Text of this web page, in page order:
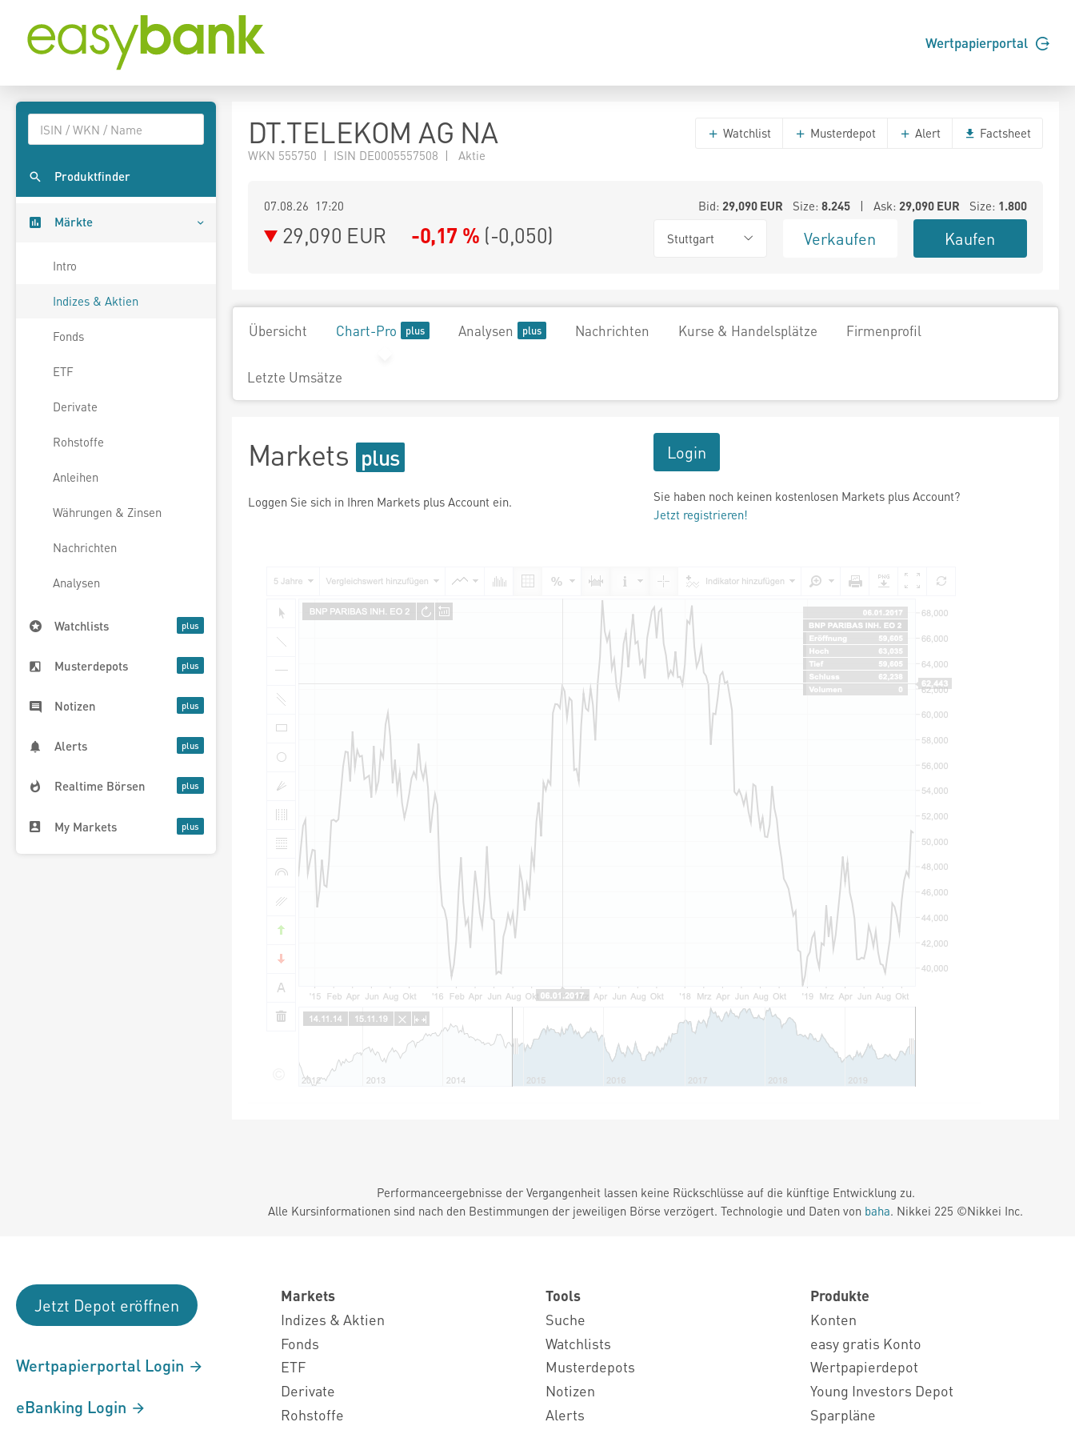
Wertpapierportal
Produktfinder
Märkte
Intro
Indizes & Aktien
Fonds
ETF
Derivate
Rohstoffe
Anleihen
Währungen & Zinsen
Nachrichten
Analysen
Watchlists
Musterdepots
Notizen
Alerts
Realtime Börsen
My Markets
DT.TELEKOM AG NA
WKN 555750 | ISIN DE0005557508 | Aktie
Watchlist Musterdepot Alert Factsheet
07.08.26 17:20 Bid: 29,090EUR Size: 8.245| Ask: 29,090EUR Size: 1.800
29,090 EUR -0,17 % (-0,050) Stuttgart Verkaufen Kaufen
Übersicht Chart-Pro Analysen Nachrichten Kurse & Handelsplätze Firmenprofil
Letzte Umsätze
Markets
Loggen Sie sich in Ihren Markets plus Account ein.
Login
Sie haben noch keinen kostenlosen Markets plus Account?
Jetzt registrieren!
Performanceergebnisse der Vergangenheit lassen keine Rückschlüsse auf die künftige Entwicklung zu.
Alle Kursinformationen sind nach den Bestimmungen der jeweiligen Börse verzögert. Technologie und Daten von baha. Nikkei 225 ©Nikkei Inc.
Jetzt Depot eröffnen
Wertpapierportal Login
eBanking Login
Markets
Indizes & Aktien
Fonds
ETF
Derivate
Rohstoffe
Tools
Suche
Watchlists
Musterdepots
Notizen
Alerts
Produkte
Konten
easy gratis Konto
Wertpapierdepot
Young Investors Depot
Sparpläne